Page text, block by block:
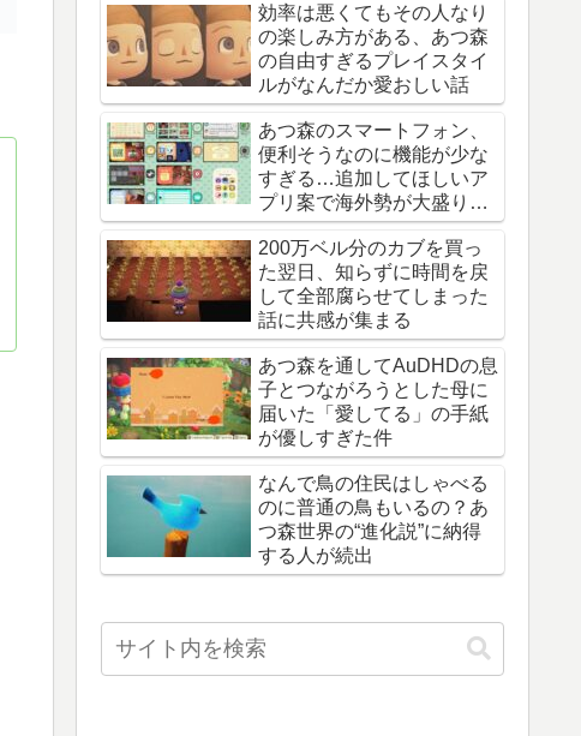
効率は悪くてもその人なり
の楽しみ方がある、あつ森
の自由すぎるプレイスタイ
ルがなんだか愛おしい話
あつ森のスマートフォン、
便利そうなのに機能が少な
すぎる…追加してほしいア
プリ案で海外勢が大盛り上
がり
200万ベル分のカブを買っ
た翌日、知らずに時間を戻
して全部腐らせてしまった
話に共感が集まる
あつ森を通してAuDHDの息
子とつながろうとした母に
届いた「愛してる」の手紙
が優しすぎた件
なんで鳥の住民はしゃべる
のに普通の鳥もいるの？あ
つ森世界の“進化説”に納得
する人が続出